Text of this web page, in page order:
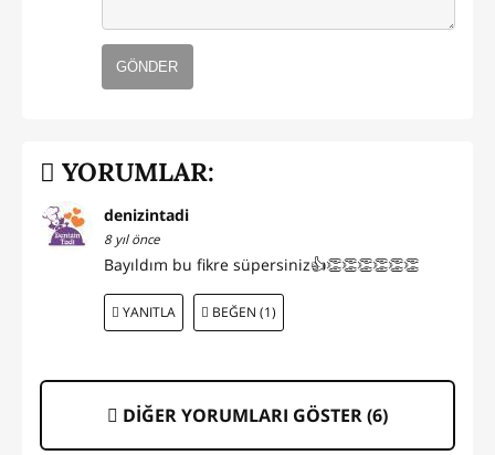
GÖNDER
YORUMLAR:
denizintadi
8 yıl önce
Bayıldım bu fikre süpersiniz👍👏👏👏👏👏👏
YANITLA BEĞEN (1)
DİĞER YORUMLARI GÖSTER (6)